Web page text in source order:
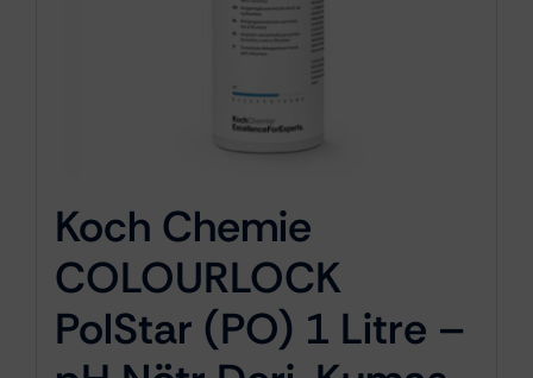
Koch Chemie
COLOURLOCK
PolStar (PO) 1 Litre –